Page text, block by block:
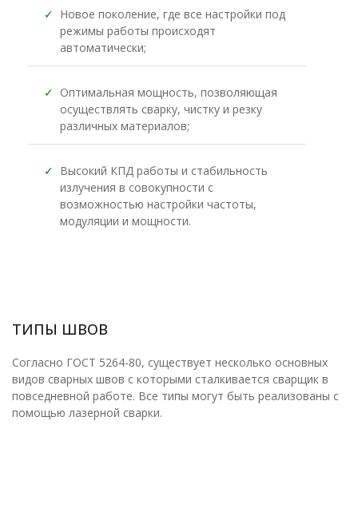
✓ Новое поколение, где все настройки под
режимы работы происходят
автоматически;
✓ Оптимальная мощность, позволяющая
осуществлять сварку, чистку и резку
различных материалов;
✓ Высокий КПД работы и стабильность
излучения в совокупности с
возможностью настройки частоты,
модуляции и мощности.
ТИПЫ ШВОВ
Согласно ГОСТ 5264-80, существует несколько основных
видов сварных швов с которыми сталкивается сварщик в
повседневной работе. Все типы могут быть реализованы с
помощью лазерной сварки.